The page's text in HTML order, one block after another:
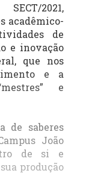
2021,
acadêmico-
de
e inovação
que nos
e a
e
de saberes
João
de si e
produção